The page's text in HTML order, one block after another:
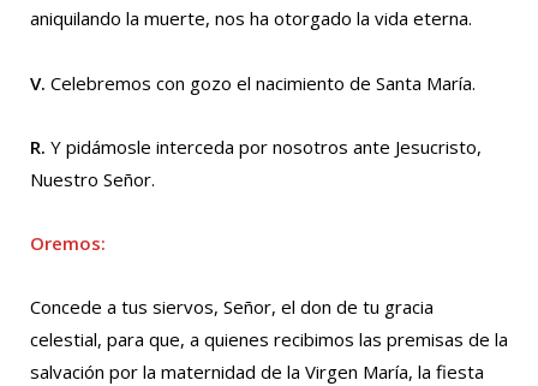
aniquilando la muerte, nos ha otorgado la vida eterna.
V. Celebremos con gozo el nacimiento de Santa María.
R. Y pidámosle interceda por nosotros ante Jesucristo,
Nuestro Señor.
Oremos:
Concede a tus siervos, Señor, el don de tu gracia
celestial, para que, a quienes recibimos las premisas de la
salvación por la maternidad de la Virgen María, la fiesta